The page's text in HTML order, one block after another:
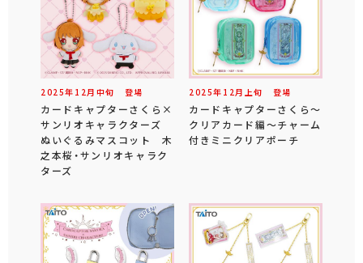
2025年 12 月 中旬 登場
カードキャプターさくら×
サンリオキャラクターズ
ぬいぐるみマスコット 木
之本桜・サンリオキャラク
ターズ
2025年 12 月 上旬 登場
カードキャプターさくら～
クリアカード編～チャーム
付きミニクリアポーチ